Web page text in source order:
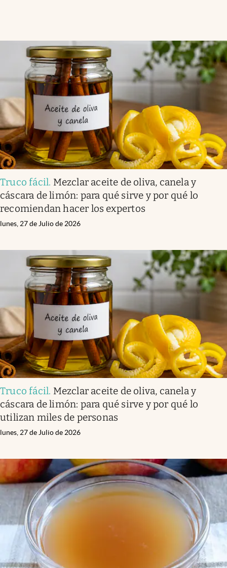
Truco fácil. Mezclar aceite de oliva, canela y
cáscara de limón: para qué sirve y por qué lo
recomiendan hacer los expertos
lunes, 27 de Julio de 2026
Truco fácil. Mezclar aceite de oliva, canela y
cáscara de limón: para qué sirve y por qué lo
utilizan miles de personas
lunes, 27 de Julio de 2026